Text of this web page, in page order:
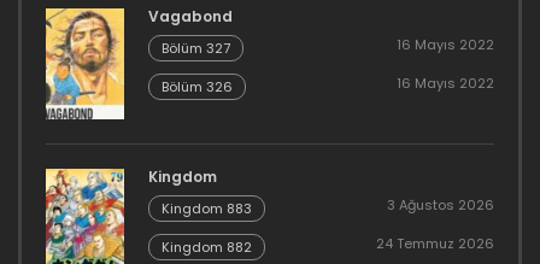
Vagabond
Bölüm 327 16 Mayıs 2022
Bölüm 326 16 Mayıs 2022
Kingdom
Kingdom 883 3 Ağustos 2026
Kingdom 882 24 Temmuz 2026